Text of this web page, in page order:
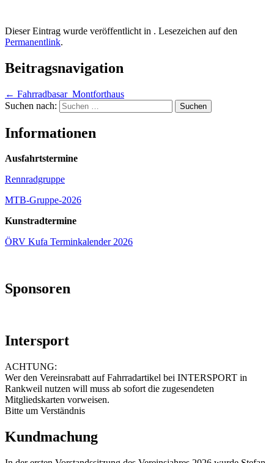
Dieser Eintrag wurde veröffentlicht in . Lesezeichen auf den
Permanentlink.
Beitragsnavigation
← Fahrradbasar_Montforthaus
Suchen nach:
Informationen
Ausfahrtstermine
Rennradgruppe
MTB-Gruppe-2026
Kunstradtermine
ÖRV Kufa Terminkalender 2026
Sponsoren
Intersport
ACHTUNG:
Wer den Vereinsrabatt auf Fahrradartikel bei INTERSPORT in
Rankweil nutzen will muss ab sofort die zugesendeten
Mitgliedskarten vorweisen.
Bitte um Verständnis
Kundmachung